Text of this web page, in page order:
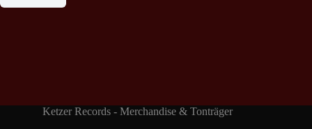
Ketzer Records - Merchandise & Tonträger